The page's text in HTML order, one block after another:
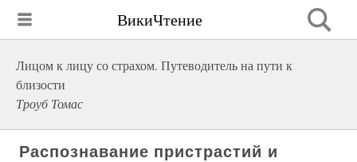
ВикиЧтение
Лицом к лицу со страхом. Путеводитель на пути к
близости
Троуб Томас
Распознавание пристрастий и